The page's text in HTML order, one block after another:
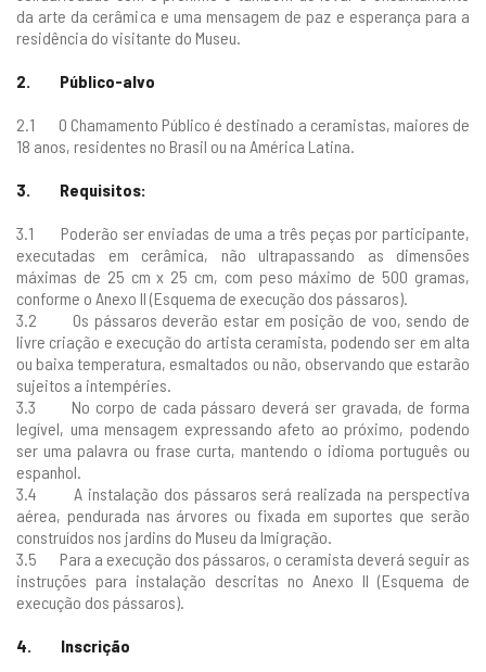
da arte da cerâmica e uma mensagem de paz e esperança para a
residência do visitante do Museu.
2. Público-alvo
2.1 O Chamamento Público é destinado a ceramistas, maiores de
18 anos, residentes no Brasil ou na América Latina.
3. Requisitos:
3.1 Poderão ser enviadas de uma a três peças por participante,
executadas em cerâmica, não ultrapassando as dimensões
máximas de 25 cm x 25 cm, com peso máximo de 500 gramas,
conforme o Anexo II (Esquema de execução dos pássaros).
3.2 Os pássaros deverão estar em posição de voo, sendo de
livre criação e execução do artista ceramista, podendo ser em alta
ou baixa temperatura, esmaltados ou não, observando que estarão
sujeitos a intempéries.
3.3 No corpo de cada pássaro deverá ser gravada, de forma
legível, uma mensagem expressando afeto ao próximo, podendo
ser uma palavra ou frase curta, mantendo o idioma português ou
espanhol.
3.4 A instalação dos pássaros será realizada na perspectiva
aérea, pendurada nas árvores ou fixada em suportes que serão
construídos nos jardins do Museu da Imigração.
3.5 Para a execução dos pássaros, o ceramista deverá seguir as
instruções para instalação descritas no Anexo II (Esquema de
execução dos pássaros).
4. Inscrição